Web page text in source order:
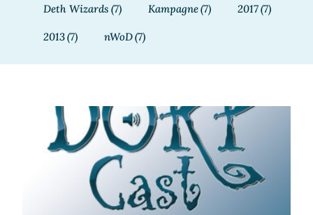
Deth Wizards (7) Kampagne(7) 2017(7)
2013(7) nWoD(7)
DORPCast 241: Die Folge
aller Fragen